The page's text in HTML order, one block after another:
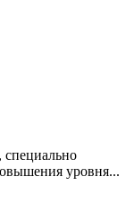
уровня...